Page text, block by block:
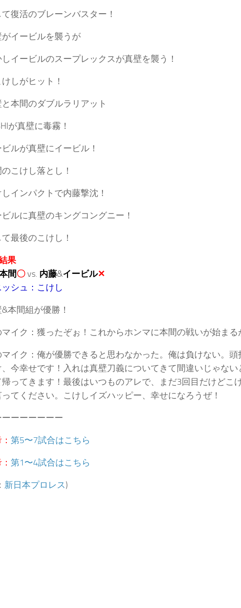
復活のブレーンバスター！
イービルを襲うが
イービルのスープレックスが真壁を襲う！
しがヒット！
本間のダブルラリアット
が真壁に毒霧！
ルが真壁にイービル！
こけし落とし！
インパクトで内藤撃沈！
ルに真壁のキングコングニー！
最後のこけし！
果
間〇vs. 内藤&イービル✕
シュ：こけし
本間組が優勝！
イク：獲ったぞぉ！これからホンマに本間の戦いが始まる
イク：俺が優勝できると思わなかった。俺は負けない。
今幸せです！入れは真壁刀義についてきて間違いじゃな
ってきます！最後はいつものアレで、まだ3回目だけどこ
ってください。こけしイズハッピー、幸せになろうぜ！
ーーーーーー
第5〜7試合はこちら
第1〜4試合はこちら
新日本プロレス)